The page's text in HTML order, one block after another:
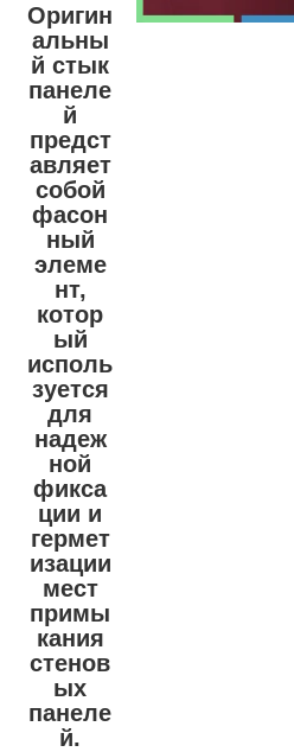
Оригин
альны
й стык
панеле
й
предст
авляет
собой
фасон
ный
элеме
нт,
котор
ый
исполь
зуется
для
надеж
ной
фикса
ции и
гермет
изации
мест
примы
кания
стенов
ых
панеле
й.